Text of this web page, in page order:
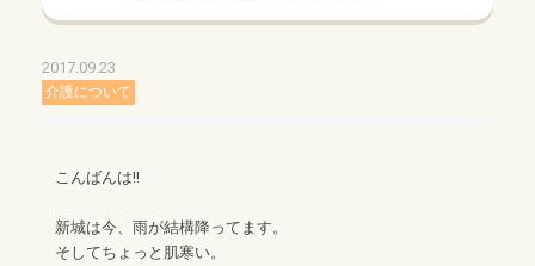
2017.09.23
介護について
こんばんは!!
新城は今、雨が結構降ってます。
そしてちょっと肌寒い。